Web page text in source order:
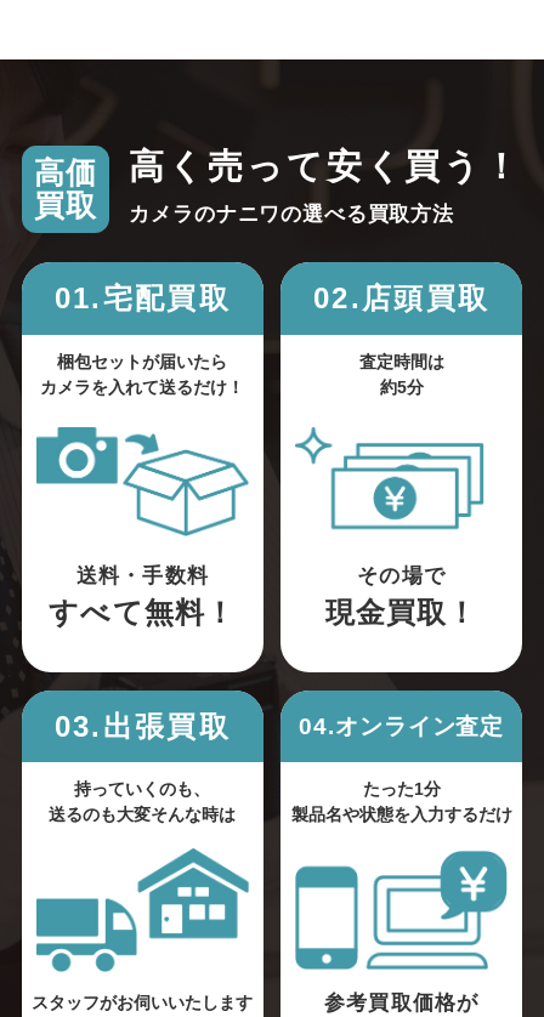
高価
買取
高く売って安く買う！
カメラのナニワの選べる買取方法
01.宅配買取
梱包セットが届いたら
カメラを入れて送るだけ！
送料・手数料
すべて無料！
02.店頭買取
査定時間は
約5分
その場で
現金買取！
03.出張買取
持っていくのも、
送るのも大変そんな時は
スタッフがお伺いいたします
04.オンライン査定
たった1分
製品名や状態を入力するだけ
参考買取価格が